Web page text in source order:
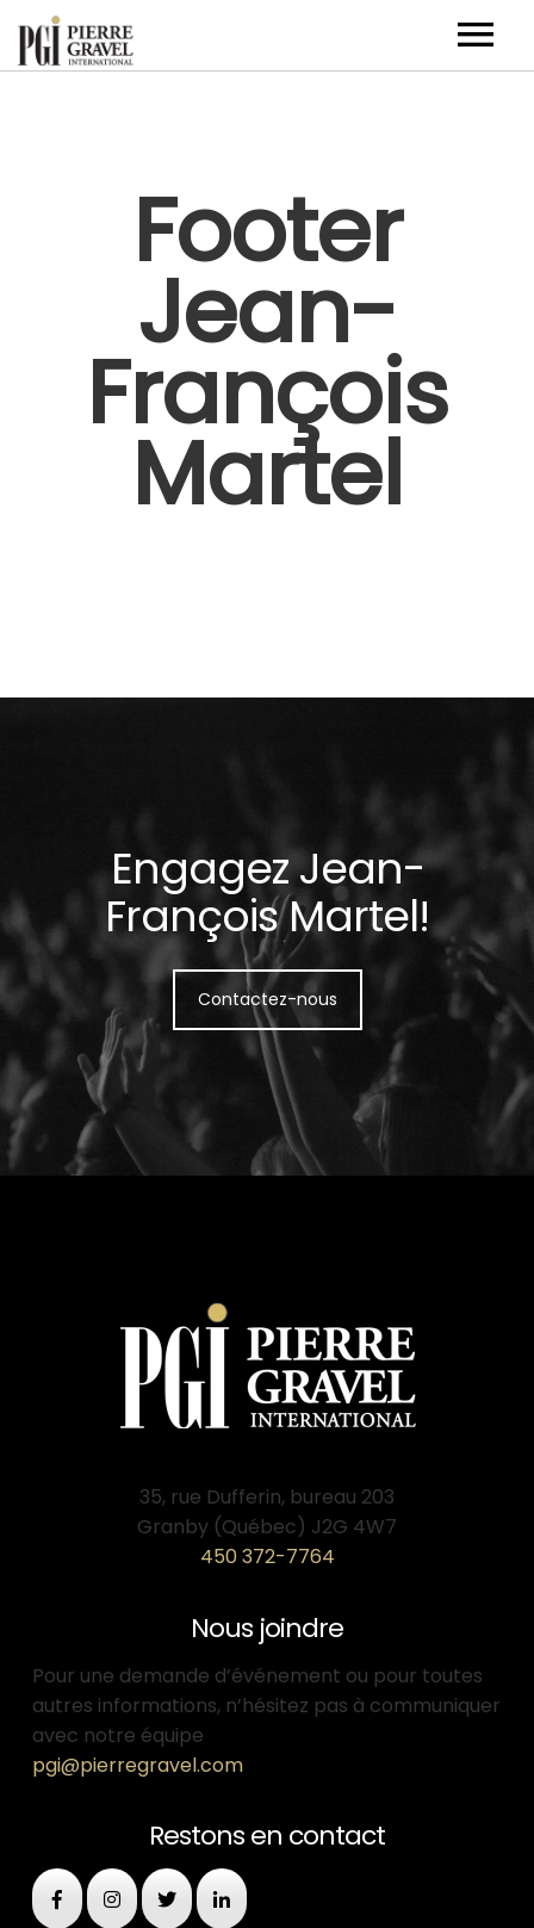
Nouvelles
Contact
EN
Footer
Jean-
François
Martel
Engagez Jean-
François Martel!
Contactez-nous
35, rue Dufferin, bureau 203
Granby (Québec) J2G 4W7
450 372-7764
Nous joindre
Pour une demande d’événement ou pour toutes
autres informations, n’hésitez pas à communiquer
avec notre équipe
pgi@pierregravel.com
Restons en contact